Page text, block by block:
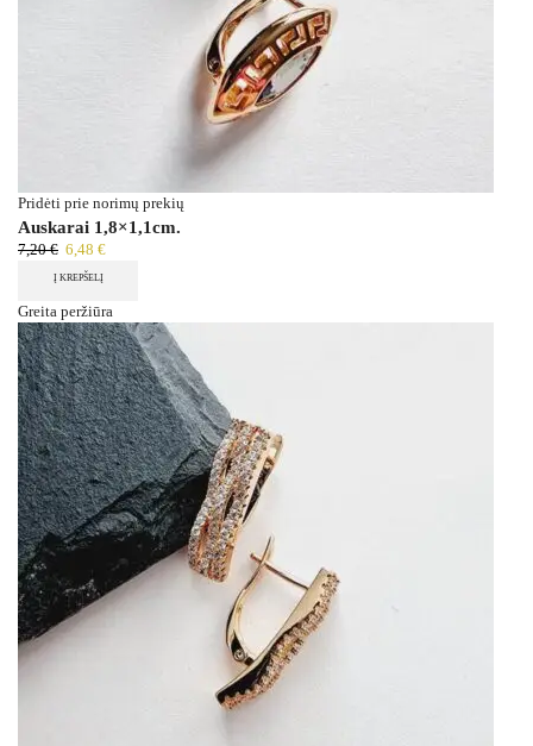
Pridėti prie norimų prekių
Auskarai 1,8×1,1cm.
7,20€ 6,48 €
Į KREPŠELĮ
Greita peržiūra